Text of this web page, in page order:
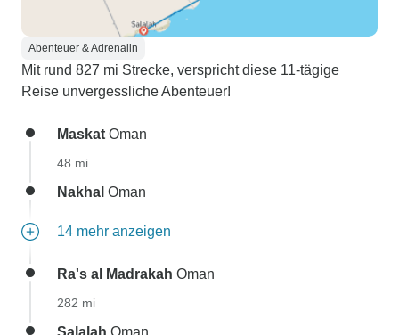
Abenteuer & Adrenalin
Mit rund 827 mi Strecke, verspricht diese 11-tägige
Reise unvergessliche Abenteuer!
Maskat Oman
48 mi
Nakhal Oman
14 mehr anzeigen
Ra's al Madrakah Oman
282 mi
Salalah Oman